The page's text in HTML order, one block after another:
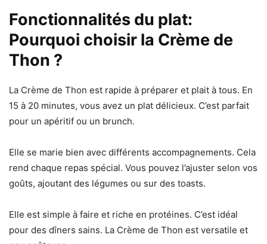
Fonctionnalités du plat:
Pourquoi choisir la Crème de
Thon ?
La Crème de Thon est rapide à préparer et plait à tous. En
15 à 20 minutes, vous avez un plat délicieux. C’est parfait
pour un apéritif ou un brunch.
Elle se marie bien avec différents accompagnements. Cela
rend chaque repas spécial. Vous pouvez l’ajuster selon vos
goûts, ajoutant des légumes ou sur des toasts.
Elle est simple à faire et riche en protéines. C’est idéal
pour des dîners sains. La Crème de Thon est versatile et